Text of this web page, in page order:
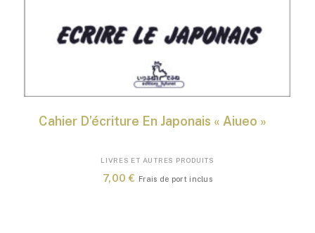
Cahier D’écriture En Japonais « Aiueo »
LIVRES ET AUTRES PRODUITS
7,00€ Frais de port inclus